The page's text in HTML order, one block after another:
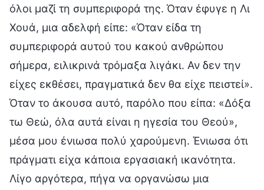
όλοι μαζί τη συμπεριφορά της. Όταν έφυγε η Λι
Χουά, μια αδελφή είπε: «Όταν είδα τη
συμπεριφορά αυτού του κακού ανθρώπου
σήμερα, ειλικρινά τρόμαξα λιγάκι. Αν δεν την
είχες εκθέσει, πραγματικά δεν θα είχε πειστεί».
Όταν το άκουσα αυτό, παρόλο που είπα: «Δόξα
τω Θεώ, όλα αυτά είναι η ηγεσία του Θεού»,
μέσα μου ένιωσα πολύ χαρούμενη. Ένιωσα ότι
πράγματι είχα κάποια εργασιακή ικανότητα.
Λίγο αργότερα, πήγα να οργανώσω μια